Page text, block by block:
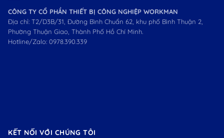
CÔNG TY CỔ PHẦN THIẾT BỊ CÔNG NGHIỆP WORKMAN
Địa chỉ: T2/D3B/31, Đường Bình Chuẩn 62, khu phố Bình Thuận 2,
Phường Thuận Giao, Thành Phố Hồ Chí Minh.
Hotline/Zalo: 0978.390.339
KẾT NỐI VỚI CHÚNG TÔI